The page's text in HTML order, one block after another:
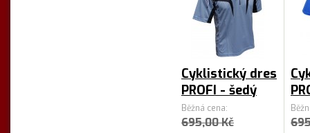
Cyklistický dres
PROFI - šedý
Běžná cena:
695,00 Kč